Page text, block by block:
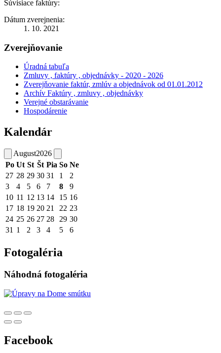
Súvisiace faktúry:
Dátum zverejnenia:
1. 10. 2021
Zverejňovanie
Úradná tabuľa
Zmluvy , faktúry , objednávky - 2020 - 2026
Zverejňovanie faktúr, zmlúv a objednávok od 01.01.2012
Archív Faktúry , zmluvy , objednávky
Verejné obstarávanie
Hospodárenie
Kalendár
August2026
Po Ut St Št Pia So Ne
27 28 29 30 31 1
2
3
4 5 6 7 8
9
10 11 12 13 14 15 16
17 18 19 20 21 22 23
24 25 26 27 28 29 30
31 1 2 3 4 5 6
Fotogaléria
Náhodná fotogaléria
Facebook